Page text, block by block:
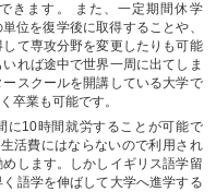
きます。 また、一定期間休学
位を復学後に取得することや、
て専攻分野を変更したりも可能
れば途中で世界一周に出てしま
スクールを開講している大学で
卒業も可能です。
に10時間就労することが可能で
活費にはならないので利用され
します。しかしイギリス語学留
語学を伸ばして大学へ進学する